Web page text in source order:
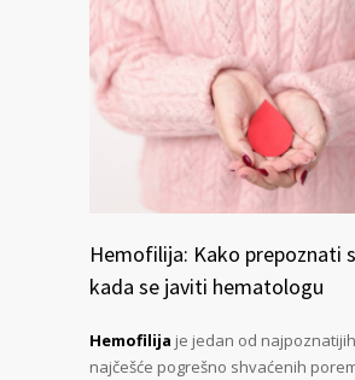
Hemofilija: Kako prepoznati
kada se javiti hematologu
Hemofilija je jedan od
najčešće pogrešno shvaćenih